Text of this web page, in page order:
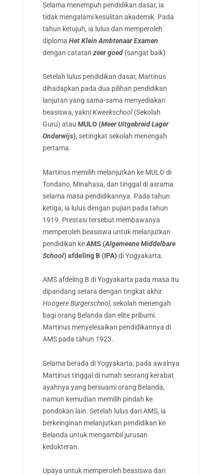
Selama menempuh pendidikan dasar, ia
tidak mengalami kesulitan akademik. Pada
tahun ketujuh, ia lulus dan memperoleh
diploma Het Klein Ambtenaar Examen
dengan catatan zeer goed(sangat baik).
Setelah lulus pendidikan dasar, Martinus
dihadapkan pada dua pilihan pendidikan
lanjutan yang sama-sama menyediakan
beasiswa, yakniKweekschool(Sekolah
Guru) atau MULO (Meer Uitgebreid Lager
Onderwijs), setingkat sekolah menengah
pertama.
Martinus memilih melanjutkan ke MULO di
Tondano, Minahasa, dan tinggal di asrama
selama masa pendidikannya. Pada tahun
ketiga, ia lulus dengan pujian pada tahun
1919. Prestasi tersebut membawanya
memperoleh beasiswa untuk melanjutkan
pendidikan keAMS (Algemeene Middelbare
School) afdeling B (IPA) di Yogyakarta.
AMS afdeling B di Yogyakarta pada masa itu
dipandang setara dengan tingkat akhir
Hoogere Burgerschool, sekolah menengah
bagi orang Belanda dan elite pribumi.
Martinus menyelesaikan pendidikannya di
AMS pada tahun 1923.
Selama berada di Yogyakarta, pada awalnya
Martinus tinggal di rumah seorang kerabat
ayahnya yang bersuami orang Belanda,
namun kemudian memilih pindah ke
pondokan lain. Setelah lulus dari AMS, ia
berkeinginan melanjutkan pendidikan ke
Belanda untuk mengambil jurusan
kedokteran.
Upaya untuk memperoleh beasiswa dari